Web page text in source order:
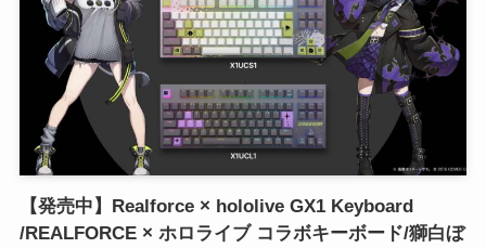
【発売中】Realforce × hololive GX1 Keyboard
/REALFORCE × ホロライブ コラボキーボード/獅白ぼ